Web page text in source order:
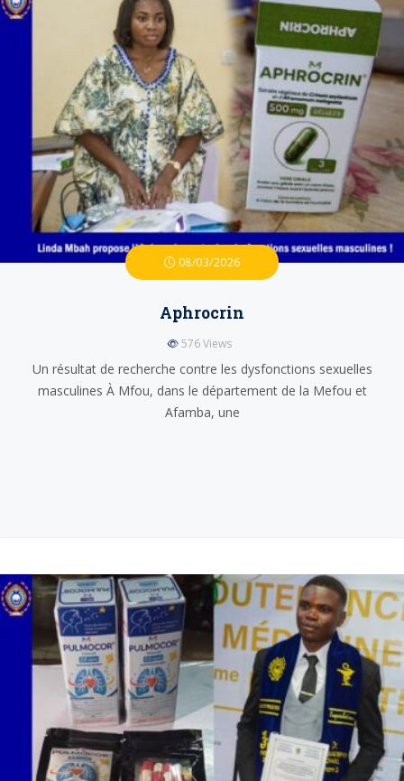
08/03/2026
Aphrocrin
576Views
Un résultat de recherche contre les dysfonctions sexuelles
masculines À Mfou, dans le département de la Mefou et
Afamba, une